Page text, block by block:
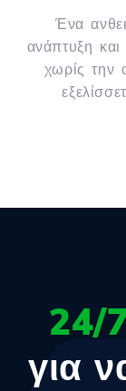
Ένα
ανάπτυξη
χωρίς την
24/
για